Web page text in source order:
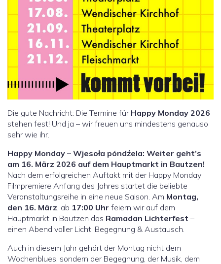
Die gute Nachricht: Die Termine für Happy Monday 2026
stehen fest! Und ja – wir freuen uns mindestens genauso
sehr wie ihr.
Happy Monday – Wjesoła póndźela: Weiter geht’s
am 16. März 2026 auf dem Hauptmarkt in Bautzen!
Nach dem erfolgreichen Auftakt mit der Happy Monday
Filmpremiere Anfang des Jahres startet die beliebte
Veranstaltungsreihe in eine neue Saison. Am Montag,
den 16. März, ab 17:00 Uhr feiern wir auf dem
Hauptmarkt in Bautzen das Ramadan Lichterfest –
einen Abend voller Licht, Begegnung & Austausch.
Auch in diesem Jahr gehört der Montag nicht dem
Wochenblues, sondern der Begegnung, der Musik, dem